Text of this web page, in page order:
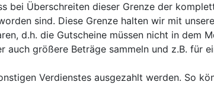
bei Überschreiten dieser Grenze der
sind. Diese Grenze halten wir mit
d.h. die Gutscheine müssen nicht in dem
größere Beträge sammeln und z.B. für
Verdienstes ausgezahlt werden. So